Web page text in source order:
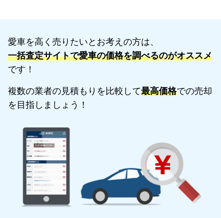
愛車を高く売りたいとお考えの方は、
一括査定サイトで愛車の価格を調べるのがオススメ
です！
複数の業者の見積もりを比較して最高価格での売却
を目指しましょう！